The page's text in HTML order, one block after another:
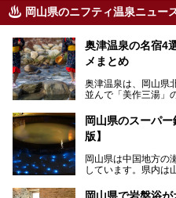
岡山県のニフティ温泉ニュー
奥津温泉の名宿4
メまとめ
奥津温泉は、岡山県
並んで「美作三湯」
す。
この記事では、奥津
を存分に味わい、癒
岡山県のスーパ
版】
岡山県は中国地方の
しています。県内は
海に多数の島々が浮
岡山県で岩盤浴